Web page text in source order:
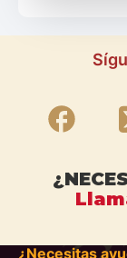
¿Necesitas